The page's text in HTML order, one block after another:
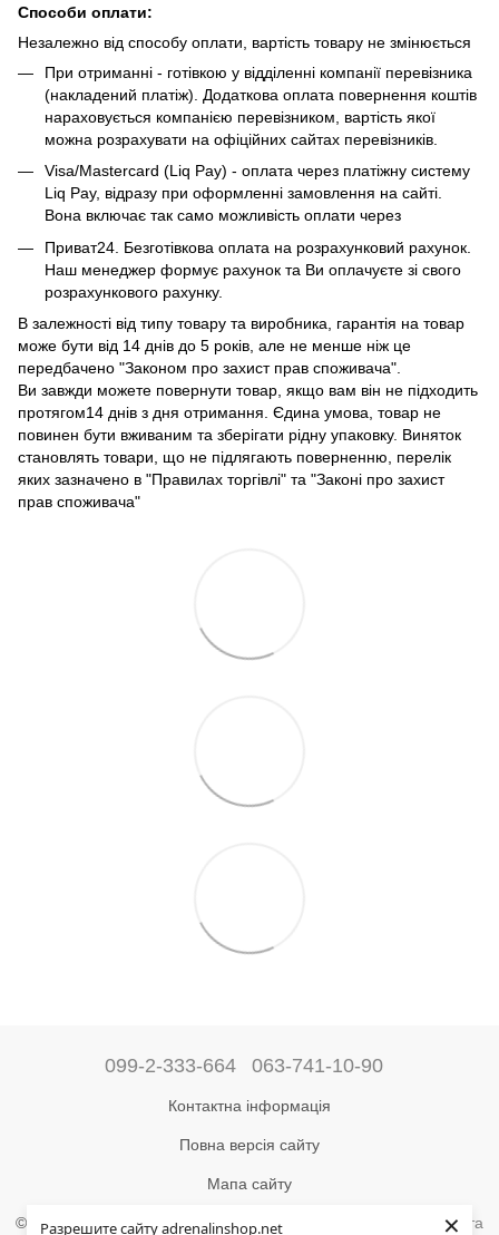
Разрешите сайту adrenalinshop.net ×
Способи оплати:
Незалежно від способу оплати, вартість товару не змінюється
При отриманні - готівкою у відділенні компанії перевізника
(накладений платіж). Додаткова оплата повернення коштів
нараховується компанією перевізником, вартість якої
можна розрахувати на офіційних сайтах перевізників.
Visa/Mastercard (Liq Pay) - оплата через платіжну систему
Liq Pay, відразу при оформленні замовлення на сайті.
Вона включає так само можливість оплати через
Приват24. Безготівкова оплата на розрахунковий рахунок.
Наш менеджер формує рахунок та Ви оплачуєте зі свого
розрахункового рахунку.
В залежності від типу товару та виробника, гарантія на товар
може бути від 14 днів до 5 років, але не менше ніж це
передбачено "Законом про захист прав споживача".
Ви завжди можете повернути товар, якщо вам він не підходить
протягом14 днів з дня отримання. Єдина умова, товар не
повинен бути вживаним та зберігати рідну упаковку. Виняток
становлять товари, що не підлягають поверненню, перелік
яких зазначено в "Правилах торгівлі" та "Законі про захист
прав споживача"
099-2-333-664 063-741-10-90
Контактна інформація
Повна версія сайту
Мапа сайту
©2004-2024 Адреналін –магазин туристичного спорядження та